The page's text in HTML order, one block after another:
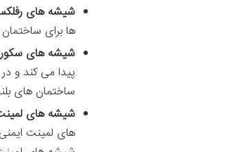
شیشه های
ها برای ساختمان
شیشه های
پیدا می کند و در
ساختمان های
شیشه های
های لمینت ایمنی